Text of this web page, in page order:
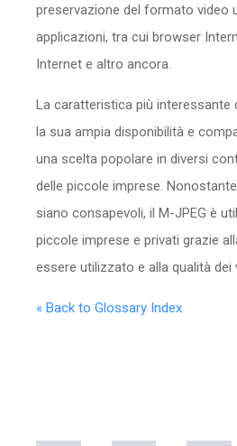
preservazione del formato video
applicazioni, tra cui browser
Internet e altro ancora.
La caratteristica più interessante
la sua ampia disponibilità e
una scelta popolare in diversi
delle piccole imprese.
siano consapevoli, il M-JPEG è
piccole imprese e privati grazie
essere utilizzato e alla qualità dei
« Back to Glossary Index